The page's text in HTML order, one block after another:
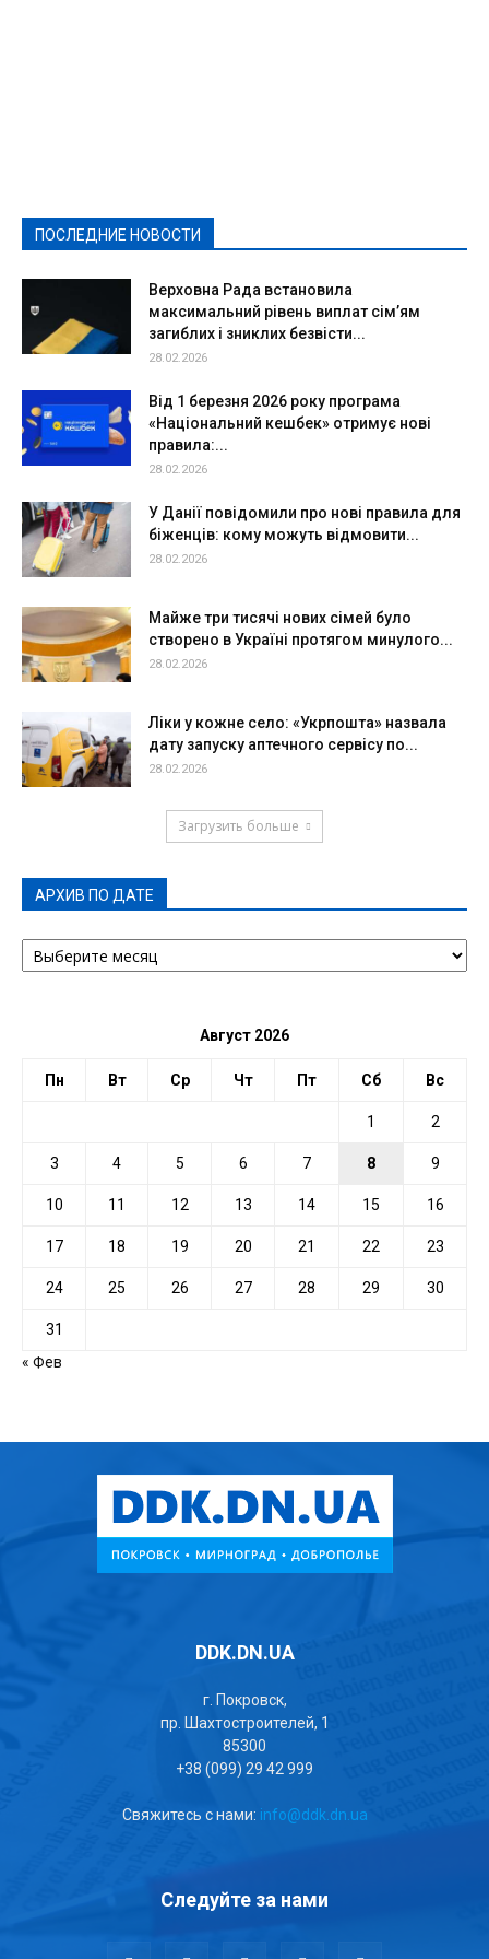
ПОСЛЕДНИЕ НОВОСТИ
Верховна Рада встановила
максимальний рівень виплат сім’ям
загиблих і зниклих безвісти...
28.02.2026
Від 1 березня 2026 року програма
«Національний кешбек» отримує нові
правила:...
28.02.2026
У Данії повідомили про нові правила для
біженців: кому можуть відмовити...
28.02.2026
Майже три тисячі нових сімей було
створено в Україні протягом минулого...
28.02.2026
Ліки у кожне село: «Укрпошта» назвала
дату запуску аптечного сервісу по...
28.02.2026
Загрузить больше
АРХИВ ПО ДАТЕ
АРХИВ
ПО
Август 2026
Пн Вт Ср Чт Пт Сб Вс
1 2
3 4 5 6 7 8 9
10 11 12 13 14 15 16
17 18 19 20 21 22 23
24 25 26 27 28 29 30
31
« Фев
DDK.DN.UA
г. Покровск,
пр. Шахтостроителей, 1
85300
+38 (099) 29 42 999
Свяжитесь с нами: info@ddk.dn.ua
Следуйте за нами